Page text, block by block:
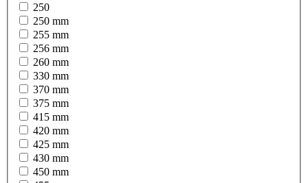
250
250 mm
255 mm
256 mm
260 mm
330 mm
370 mm
375 mm
415 mm
420 mm
425 mm
430 mm
450 mm